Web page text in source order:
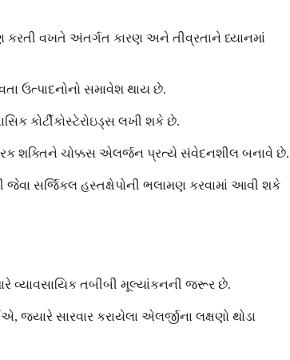
કરતી વખતે અંતર્ગત કારણ અને તીવ્રતાને ધ્યાનમાં
ઉત્પાદનોનો સમાવેશ થાય છે.
કોર્ટીકોસ્ટેરોઇડ્સ લખી શકે છે.
શક્તિને ચોક્કસ એલર્જન પ્રત્યે સંવેદનશીલ બનાવે છે.
જેવા સર્જિકલ હસ્તક્ષેપોની ભલામણ કરવામાં આવી શકે
વ્યાવસાયિક તબીબી મૂલ્યાંકનની જરૂર છે.
જ્યારે સારવાર કરાયેલા એલર્જીના લક્ષણો થોડા